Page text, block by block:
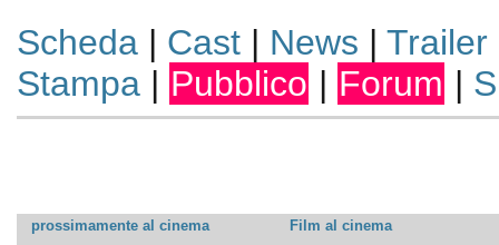
Scheda| Cast| News | Trailer
Stampa| Pubblico | Forum |
prossimamente al cinema
Film al cinema